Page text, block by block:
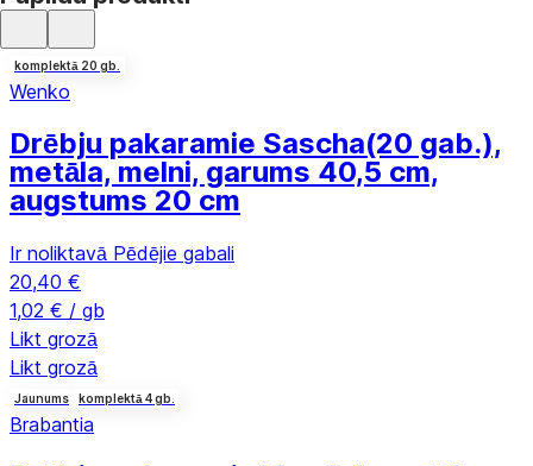
komplektā 20 gb.
Wenko
Drēbju pakaramie Sascha(20 gab.),
metāla, melni, garums 40,5 cm,
augstums 20 cm
Ir noliktavā Pēdējie gabali
20,40 €
1,02 € / gb
Likt grozā
Likt grozā
Jaunums komplektā 4 gb.
Brabantia